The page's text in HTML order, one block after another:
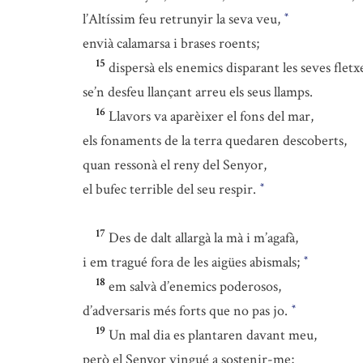
l’Altíssim feu retrunyir la seva veu, *
envià calamarsa i brases roents;
15 dispersà els enemics disparant les seves
se’n desfeu llançant arreu els seus llamps.
16 Llavors va aparèixer el fons del mar,
els fonaments de la terra quedaren descoberts,
quan ressonà el reny del Senyor,
el bufec terrible del seu respir. *
17 Des de dalt allargà la mà i m’agafà,
i em tragué fora de les aigües abismals; *
18 em salvà d’enemics poderosos,
d’adversaris més forts que no pas jo. *
19 Un mal dia es plantaren davant meu,